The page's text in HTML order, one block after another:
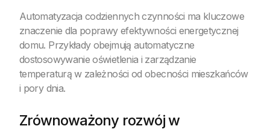
Automatyzacja codziennych czynności ma kluczowe
znaczenie dla poprawy efektywności energetycznej
domu. Przykłady obejmują automatyczne
dostosowywanie oświetlenia i zarządzanie
temperaturą w zależności od obecności mieszkańców
i pory dnia.
Zrównoważony rozwój w